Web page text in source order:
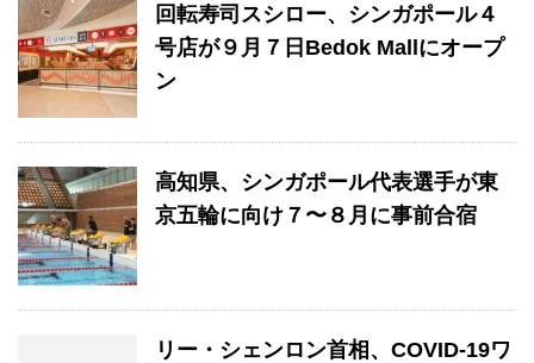
回転寿司スシロー、シンガポール４
号店が９月７日Bedok Mallにオープ
ン
高知県、シンガポール代表選手が東
京五輪に向け７〜８月に事前合宿
リー・シェンロン首相、COVID-19ワ